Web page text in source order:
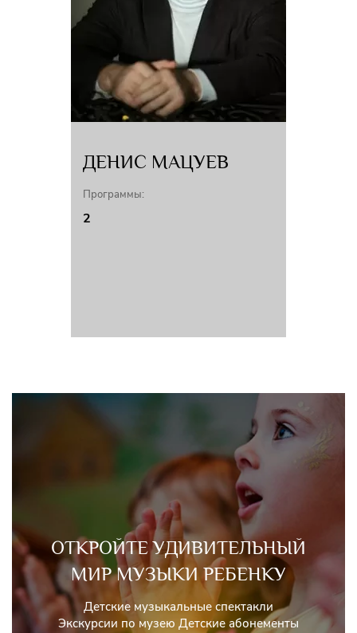
ДЕНИС МАЦУЕВ
Программы:
2
ОТКРОЙТЕ УДИВИТЕЛЬНЫЙ
МИР МУЗЫКИ РЕБЕНКУ
Детские музыкальные спектакли
Экскурсии по музею Детские абонементы